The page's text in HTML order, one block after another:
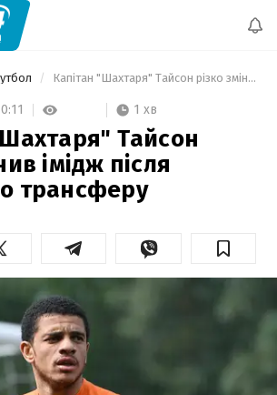
Капітан "Шахтаря" Тайсон різко змінив імідж після невдалого трансферу
1 хв
Тайсон
імідж після
трансферу